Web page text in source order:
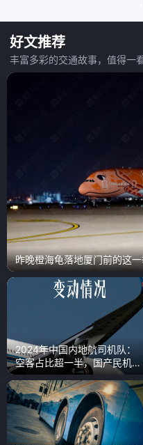
好文推荐
丰富多彩的交通故事，值得一
昨晚橙海龟落地厦门前的这
2024年中国内地航司机队：
空客占比超一半，国产民机增
长迅速